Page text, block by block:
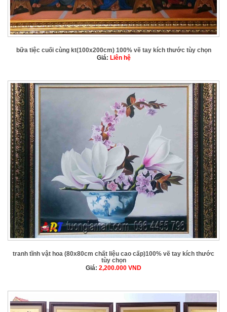
bữa tiệc cuối cùng kt(100x200cm) 100% vẽ tay kích thước tùy chọn
Giá: Liên hệ
tranh tĩnh vật hoa (80x80cm chất liệu cao cấp)100% vẽ tay kích thước
tùy chọn
Giá: 2,200.000 VND